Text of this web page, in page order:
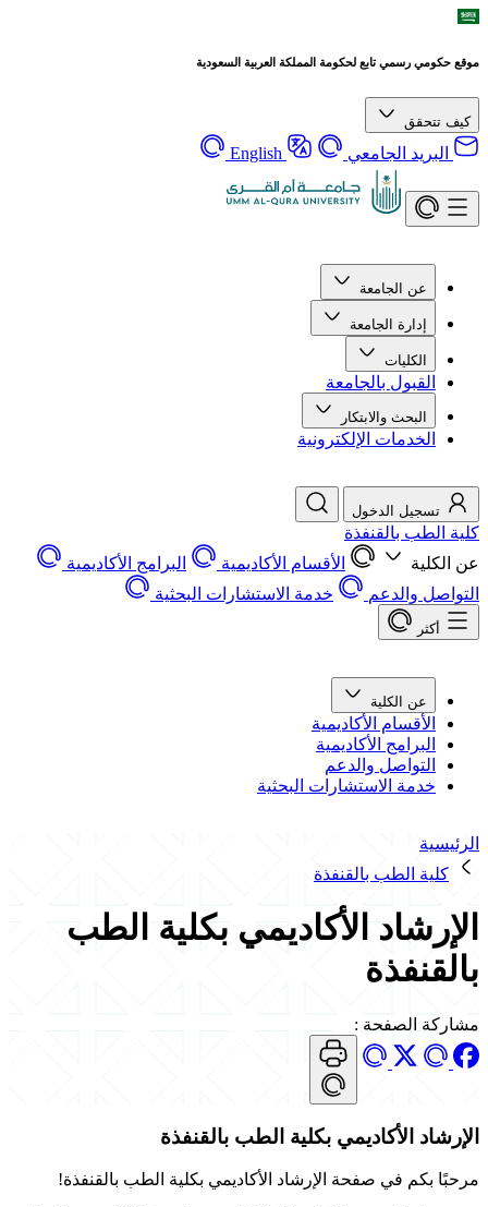
موقع حكومي رسمي تابع لحكومة المملكة العربية السعودية
كيف تتحقق
البريد الجامعي English
عن الجامعة
إدارة الجامعة
الكليات
القبول بالجامعة
البحث والابتكار
الخدمات الإلكترونية
تسجيل الدخول
كلية الطب بالقنفذة
عن الكلية
الأقسام الأكاديمية
البرامج الأكاديمية
التواصل والدعم
خدمة الاستشارات البحثية
أكثر
عن الكلية
الأقسام الأكاديمية
البرامج الأكاديمية
التواصل والدعم
خدمة الاستشارات البحثية
الرئيسية
كلية الطب بالقنفذة
الإرشاد الأكاديمي بكلية الطب
بالقنفذة
مشاركة الصفحة :
الإرشاد الأكاديمي بكلية الطب بالقنفذة
مرحبًا بكم في صفحة الإرشاد الأكاديمي بكلية الطب بالقنفذة!